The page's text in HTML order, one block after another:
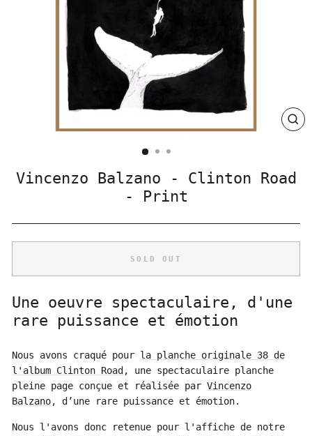
Vincenzo Balzano - Clinton Road
- Print
SOLD OUT
Une oeuvre spectaculaire, d'une
rare puissance et émotion
Nous avons craqué pour la planche originale 38 de
l'album Clinton Road , une spectaculaire planche
pleine page conçue et réalisée par Vincenzo
Balzano, d’une rare puissance et émotion.
Nous l'avons donc retenue pour l'affiche de notre